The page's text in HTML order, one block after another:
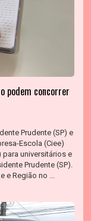
podem concorrer
Prudente (SP) e
Escola (Ciee)
universitários e
Prudente (SP).
e Região no ...